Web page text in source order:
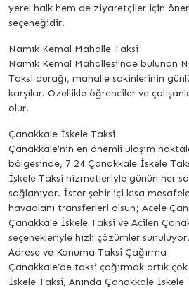
yerel halk hem de ziyaretçiler için
seçeneğidir.
Namık Kemal Mahalle Taksi
Namık Kemal Mahallesi’nde bulunan
Taksi durağı, mahalle sakinlerinin
karşılar. Özellikle öğrenciler ve
olur.
Çanakkale İskele Taksi
Çanakkale’nin en önemli ulaşım
bölgesinde, 7 24 Çanakkale İskele
İskele Taksi hizmetleriyle günün her
sağlanıyor. İster şehir içi kısa
havaalanı transferleri olsun; Acele
Çanakkale İskele Taksi ve Acilen
seçenekleriyle hızlı çözümler sunuluyor.
Adrese ve Konuma Taksi Çağırma
Çanakkale’de taksi çağırmak artık
İskele Taksi, Anında Çanakkale İskele